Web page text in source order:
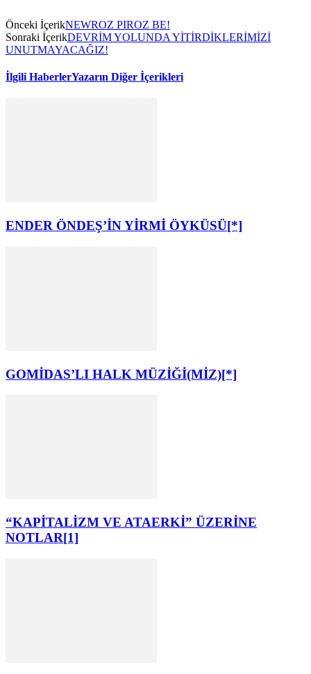
Önceki İçerikNEWROZ PIROZ BE!
Sonraki İçerikDEVRİM YOLUNDA YİTİRDİKLERİMİZİ
UNUTMAYACAĞIZ!
İlgili HaberlerYazarın Diğer İçerikleri
ENDER ÖNDEŞ’İN YİRMİ ÖYKÜSÜ[*]
GOMİDAS’LI HALK MÜZİĞİ(MİZ)[*]
“KAPİTALİZM VE ATAERKİ” ÜZERİNE
NOTLAR[1]